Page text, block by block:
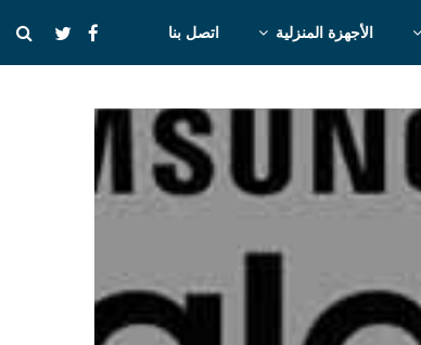
الأجهزة المنزلية اتصل بنا